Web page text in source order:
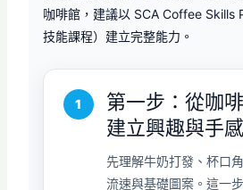
咖啡館，建議以 SCA Coffee Skills
技能課程）建立完整能力。
第一步：從咖
建立興趣與手感
先理解牛奶打發、杯口
流速與基礎圖案。這一